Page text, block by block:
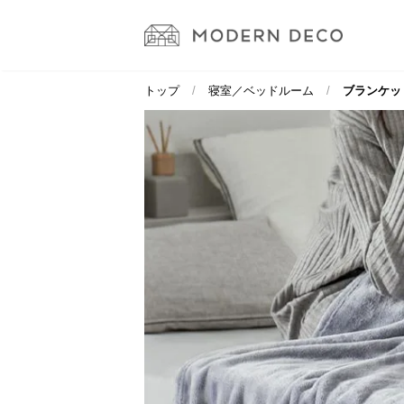
トップ 寝室／ベッドルーム ブランケ